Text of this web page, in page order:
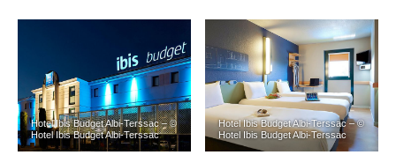
Hotel Ibis Budget Albi-Terssac – ©
Hotel Ibis Budget Albi-Terssac
Hotel Ibis Budget Albi-Terssac – ©
Hotel Ibis Budget Albi-Terssac